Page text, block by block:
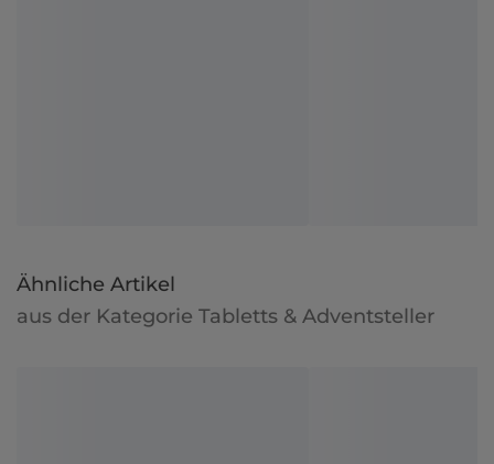
Ähnliche Artikel
aus der Kategorie Tabletts & Adventsteller